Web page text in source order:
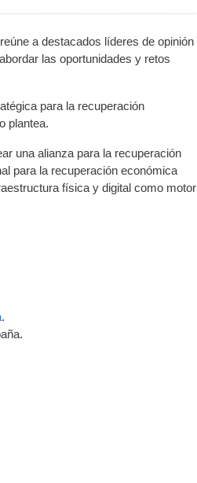
a destacados líderes de opinión
las oportunidades y retos
para la recuperación
plantea.
una alianza para la recuperación
para la recuperación económica
física y digital como motor
.